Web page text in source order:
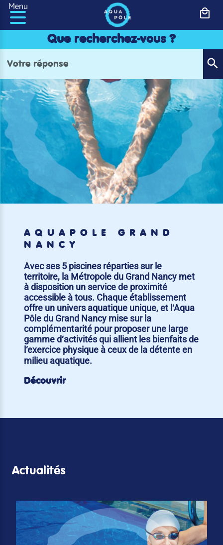
Panneau de gestion des cookies
Menu
Que recherchez-vous ?
AQUAPÔLE GRAND
NANCY
Avec ses 5 piscines réparties sur le
territoire, la Métropole du Grand Nancy met
à disposition un service de proximité
accessible à tous. Chaque établissement
offre un univers aquatique unique, et l‘Aqua
Pôle du Grand Nancy mise sur la
complémentarité pour proposer une large
gamme d‘activités qui allient les bienfaits de
l‘exercice physique à ceux de la détente en
milieu aquatique.
Découvrir
Actualités